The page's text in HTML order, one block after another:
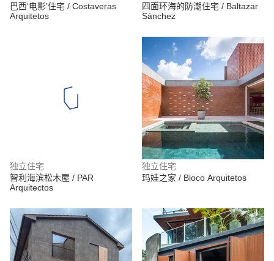
巴西‘电影’住宅 / Costaveras
Arquitetos
四面环海的防潮住宅 / Baltazar
Sánchez
独立住宅
智利海滨松木屋 / PAR
Arquitectos
独立住宅
玛娃之家 / Bloco Arquitetos